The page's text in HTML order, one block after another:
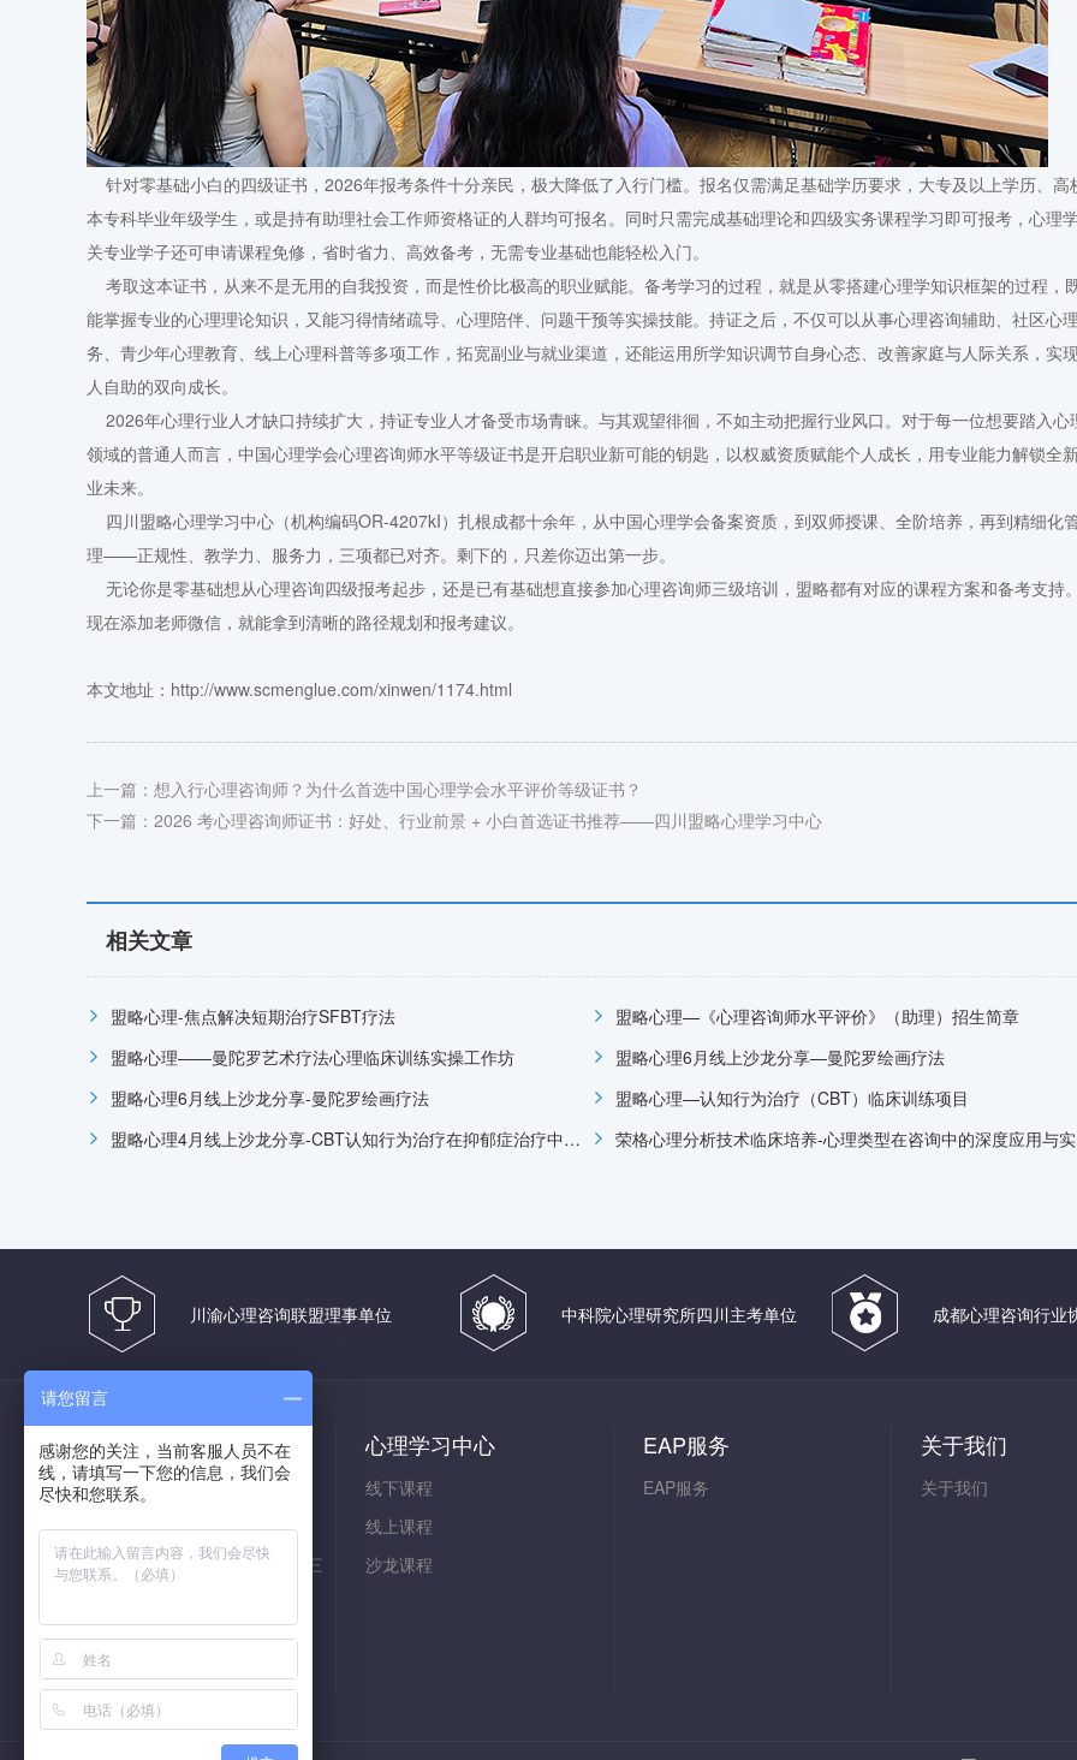
针对零基础小白的四级证书，2026年报考条件十分亲民，极大降低了入行门槛。报名仅需满足基础学历要求，大专及以上学历、高
本专科毕业年级学生，或是持有助理社会工作师资格证的人群均可报名。同时只需完成基础理论和四级实务课程学习即可报考，心理
关专业学子还可申请课程免修，省时省力、高效备考，无需专业基础也能轻松入门。
考取这本证书，从来不是无用的自我投资，而是性价比极高的职业赋能。备考学习的过程，就是从零搭建心理学知识框架的过程，
能掌握专业的心理理论知识，又能习得情绪疏导、心理陪伴、问题干预等实操技能。持证之后，不仅可以从事心理咨询辅助、社区心
务、青少年心理教育、线上心理科普等多项工作，拓宽副业与就业渠道，还能运用所学知识调节自身心态、改善家庭与人际关系，实
人自助的双向成长。
2026年心理行业人才缺口持续扩大，持证专业人才备受市场青睐。与其观望徘徊，不如主动把握行业风口。对于每一位想要踏入心
领域的普通人而言，中国心理学会心理咨询师水平等级证书是开启职业新可能的钥匙，以权威资质赋能个人成长，用专业能力解锁全
业未来。
四川盟略心理学习中心（机构编码OR-4207kI）扎根成都十余年，从中国心理学会备案资质，到双师授课、全阶培养，再到精细化
理——正规性、教学力、服务力，三项都已对齐。剩下的，只差你迈出第一步。
无论你是零基础想从心理咨询四级报考起步，还是已有基础想直接参加心理咨询师三级培训，盟略都有对应的课程方案和备考支持。
现在添加老师微信，就能拿到清晰的路径规划和报考建议。
本文地址：http://www.scmenglue.com/xinwen/1174.html
上一篇： 想入行心理咨询师？为什么首选中国心理学会水平评价等级证书？
下一篇： 2026 考心理咨询师证书：好处、行业前景 + 小白首选证书推荐——四川盟略心理学习中心
相关文章
盟略心理-焦点解决短期治疗SFBT疗法
盟略心理—《心理咨询师水平评价》（助理）招生简章
盟略心理——曼陀罗艺术疗法心理临床训练实操工作坊
盟略心理6月线上沙龙分享—曼陀罗绘画疗法
盟略心理6月线上沙龙分享-曼陀罗绘画疗法
盟略心理—认知行为治疗（CBT）临床训练项目
盟略心理4月线上沙龙分享-CBT认知行为治疗在抑郁症治疗中的运用
川渝心理咨询联盟理事单位 中科院心理研究所四川主考单位 成都心理咨询行业
联系我们
手机：18982037212
座机：028-85462251
地址：成都市金牛区一环路北三
心理学习中心
线下课程
线上课程
沙龙课程
EAP服务
EAP服务
关于我们
关于我们
请您留言
感谢您的关注，当前客服人员不在
线，请填写一下您的信息，我们会
尽快和您联系。